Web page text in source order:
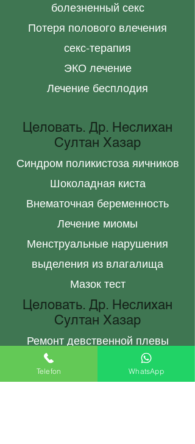
болезненный секс
Потеря полового влечения
секс-терапия
ЭКО лечение
Лечение бесплодия
Целовать. Др. Неслихан
Султан Хазар
Синдром поликистоза яичников
Шоколадная киста
Внематочная беременность
Лечение миомы
Менструальные нарушения
выделения из влагалища
Мазок тест
Целовать. Др. Неслихан
Султан Хазар
Ремонт девственной плевы
Спираль (внутриматочная
Telefon WhatsApp